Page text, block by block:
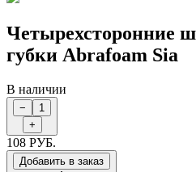
Четырехсторонние
губки Abrafoam Sia​
В наличии
108 РУБ.